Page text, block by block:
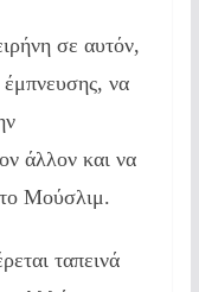
σε αυτόν,
να
άλλον και να
Μούσλιμ.
ταπεινά